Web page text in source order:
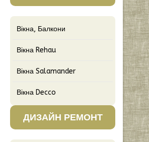
Вікна, Балкони
Вікна Rehau
Вікна Salamander
Вікна Decco
ДИЗАЙН РЕМОНТ